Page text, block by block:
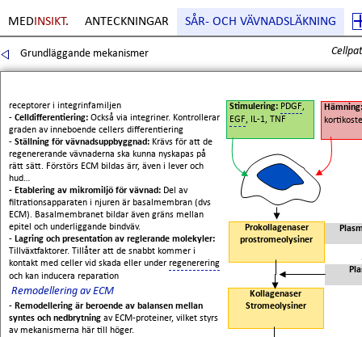
MED INSIKT. ANTECKNINGAR SÅR- OCH VÄVNADSLÄKNING
Grundläggande mekanismer
receptorer i integrinfamiljen
- Celldifferentiering: Också via integriner. Kontrollerar
graden av inneboende cellers differentiering
- Ställning för vävnadsuppbyggnad: Krävs för att de
regenererande vävnaderna ska kunna nyskapas på
rätt sätt. Förstörs ECM bildas ärr, även i lever och
hud…
- Etablering av mikromiljö för vävnad: Del av
filtrationsapparaten i njuren är basalmembran (dvs
ECM). Basalmembranet bildar även gräns mellan
epitel och underliggande bindväv.
- Lagring och presentation av reglerande molekyler:
Tillväxtfaktorer. Tillåter att de snabbt kommer i
kontakt med celler vid skada eller under regenerering
och kan inducera reparation
Remodellering av ECM
- Remodellering är beroende av balansen mellan
syntes och nedbrytning av ECM-proteiner, vilket styrs
av mekanismerna här till höger.
Stimulering: PDGF,
EGF, IL-1, TNF
Prokollagenaser
prostromeolysiner
Kollagenaser
Stromeolysiner